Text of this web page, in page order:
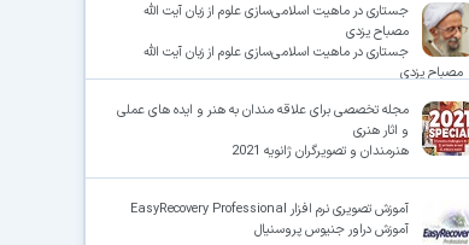
جستاری در ماهیت اسلامی‌سازی علوم از زبان آیت الله
مصباح یزدی
جستاری در ماهیت اسلامی‌سازی علوم از زبان آیت الله
مصباح یزدی
مجله تخصصی برای علاقه مندان به هنر و ایده های عملی
و اثار هنری
هنرمندان و تصویرگران ژانویه 2021
آموزش تصویری نرم افزار EasyRecovery Professional
آموزش دراور جنیوس پروسنیال